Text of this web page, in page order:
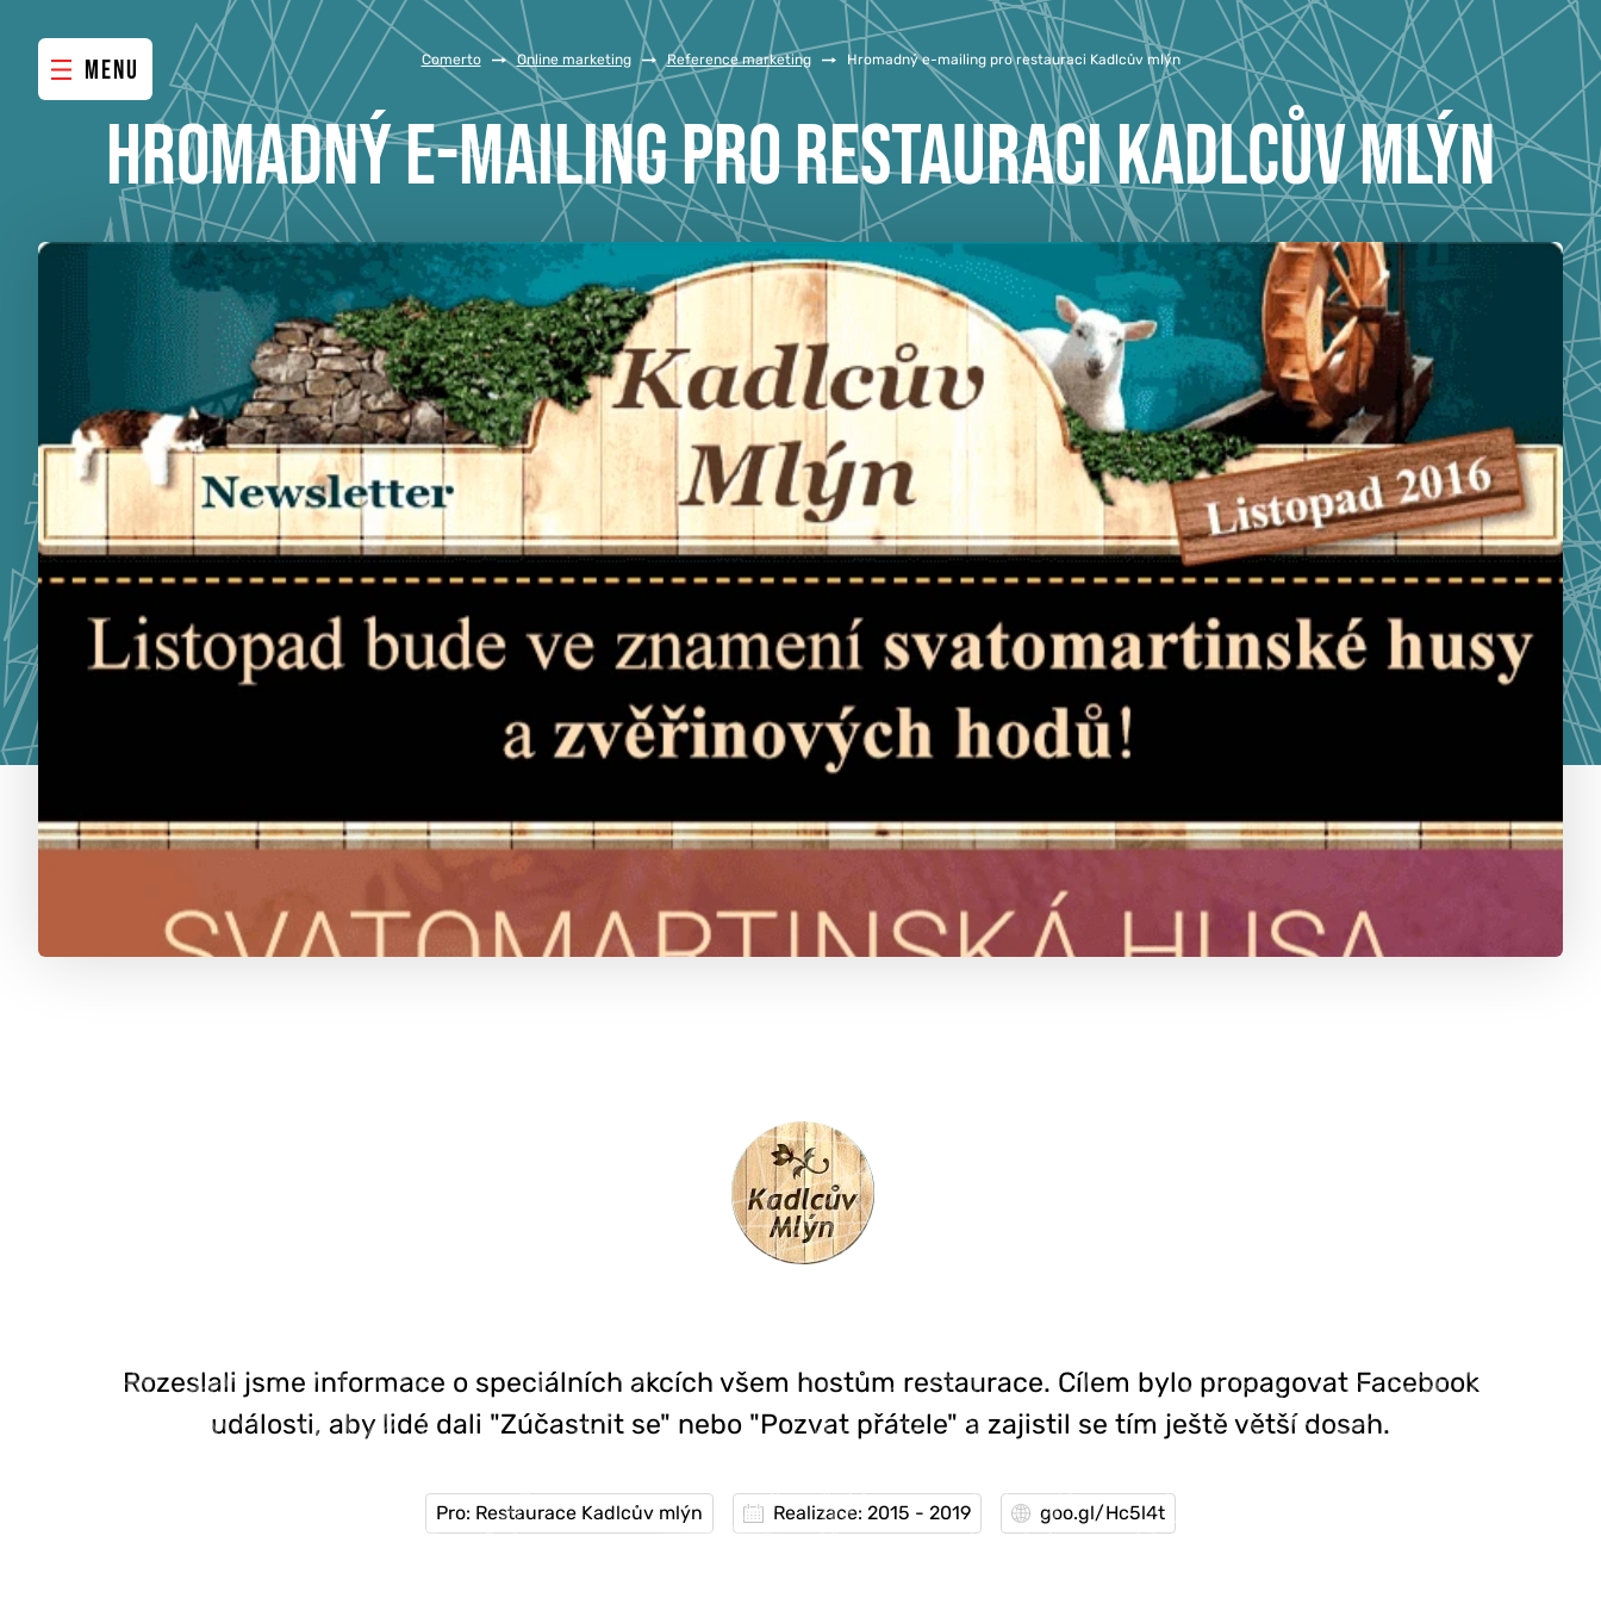
MENU Comerto / Online marketing / Reference marketing / Hromadný e-mailing pro restauraci Kadlcův mlýn
HROMADNÝ E-MAILING PRO RESTAURACI KADLCŮV MLÝN
Rozeslali jsme informace o speciálních akcích všem hostům restaurace. Cílem bylo propagovat Facebook
události, aby lidé dali "Zúčastnit se" nebo "Pozvat přátele" a zajistil se tím ještě větší dosah.
Pro: Restaurace Kadlcův mlýn Realizace: 2015 - 2019 goo.gl/Hc5l4t